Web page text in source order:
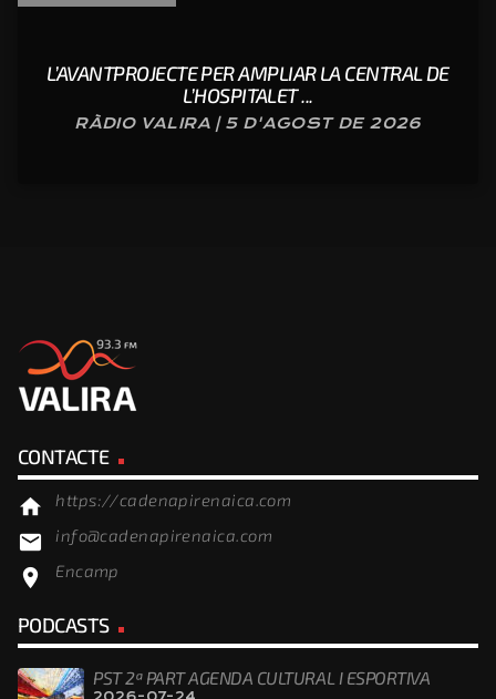
L’AVANTPROJECTE PER AMPLIAR LA CENTRAL DE
L’HOSPITALET ...
RÀDIO VALIRA | 5 D'AGOST DE 2026
CONTACTE
home https://cadenapirenaica.com
email info@cadenapirenaica.com
location_on Encamp
PODCASTS
PST 2ª PART AGENDA CULTURAL I ESPORTIVA